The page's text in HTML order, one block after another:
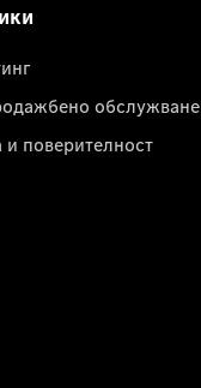
обслужване
поверителност